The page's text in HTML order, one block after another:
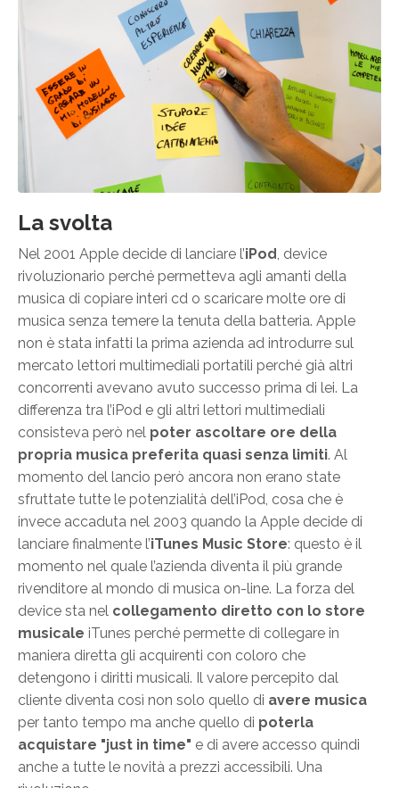
La svolta
Nel 2001 Apple decide di lanciare l’iPod, device
rivoluzionario perché permetteva agli amanti della
musica di copiare interi cd o scaricare molte ore di
musica senza temere la tenuta della batteria. Apple
non è stata infatti la prima azienda ad introdurre sul
mercato lettori multimediali portatili perché già altri
concorrenti avevano avuto successo prima di lei. La
differenza tra l’iPod e gli altri lettori multimediali
consisteva però nel poter ascoltare ore della
propria musica preferita quasi senza limiti. Al
momento del lancio però ancora non erano state
sfruttate tutte le potenzialità dell’iPod, cosa che è
invece accaduta nel 2003 quando la Apple decide di
lanciare finalmente l’iTunes Music Store: questo è il
momento nel quale l’azienda diventa il più grande
rivenditore al mondo di musica on-line. La forza del
device sta nel collegamento diretto con lo store
musicale iTunes perché permette di collegare in
maniera diretta gli acquirenti con coloro che
detengono i diritti musicali. Il valore percepito dal
cliente diventa così non solo quello di avere musica
per tanto tempo ma anche quello di poterla
acquistare "just in time" e di avere accesso quindi
anche a tutte le novità a prezzi accessibili. Una